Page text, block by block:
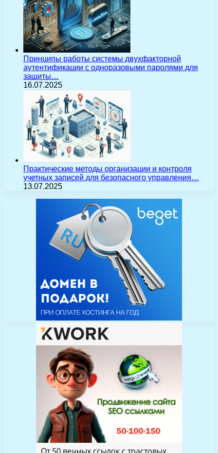
Принципы работы системы двухфакторной
аутентификации с одноразовыми паролями для
защиты…
16.07.2025
Практические методы организации и контроля
учетных записей для безопасного управления…
13.07.2025